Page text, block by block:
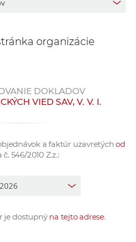
e
r
í
organizácie
DOKLADOV
VIED SAV, V. V. I.
a faktúr uzavretýchod
546/2010 Z.z.:
je dostupný na tejto adrese.